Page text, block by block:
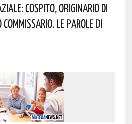
Cospito, Originario Di
Le Parole Di